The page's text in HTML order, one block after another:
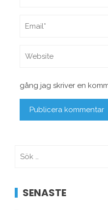
gång jag skriver en
SENASTE